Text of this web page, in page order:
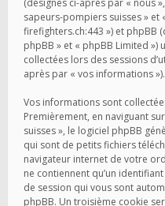
(désignés ci-après par « nous
sapeurs-pompiers suisses » et
firefighters.ch:443 ») et phpBB
phpBB » et « phpBB Limited
collectées lors des sessions
après par « vos informations »).
Vos informations sont
Premièrement, en naviguant
suisses », le logiciel phpBB
qui sont de petits fichiers
navigateur internet de votre
ne contiennent qu’un
de session qui vous sont
phpBB. Un troisième cookie